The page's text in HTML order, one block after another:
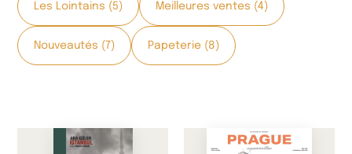
Les Lointains (5) Meilleures ventes (4)
Nouveautés (7) Papeterie (8)